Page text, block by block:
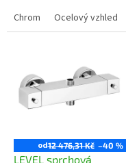
Chrom Ocelový vzhled
od12 476,31 Kč –40 %
LEVEL sprchová